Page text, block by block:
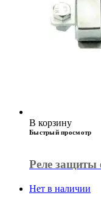
В корзину
Быстрый просмотр
Реле защиты
Нет в наличии